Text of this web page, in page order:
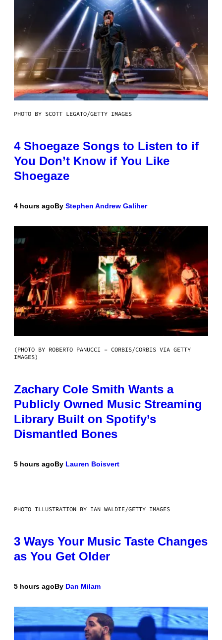
PHOTO BY SCOTT LEGATO/GETTY IMAGES
4 Shoegaze Songs to Listen to if
You Don’t Know if You Like
Shoegaze
4 hours agoBy Stephen Andrew Galiher
(PHOTO BY ROBERTO PANUCCI – CORBIS/CORBIS VIA GETTY
IMAGES)
Zachary Cole Smith Wants a
Publicly Owned Music Streaming
Library Built on Spotify’s
Dismantled Bones
5 hours agoBy Lauren Boisvert
PHOTO ILLUSTRATION BY IAN WALDIE/GETTY IMAGES
3 Ways Your Music Taste Changes
as You Get Older
5 hours agoBy Dan Milam